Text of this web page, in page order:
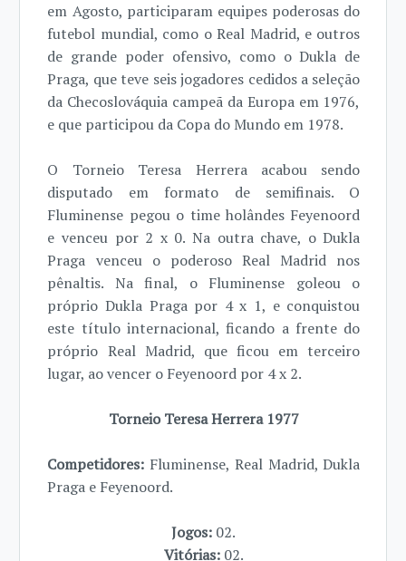
em Agosto, participaram equipes poderosas do
futebol mundial, como o Real Madrid, e outros
de grande poder ofensivo, como o Dukla de
Praga, que teve seis jogadores cedidos a seleção
da Checoslováquia campeã da Europa em 1976,
e que participou da Copa do Mundo em 1978.
O Torneio Teresa Herrera acabou sendo
disputado em formato de semifinais. O
Fluminense pegou o time holândes Feyenoord
e venceu por 2 x 0. Na outra chave, o Dukla
Praga venceu o poderoso Real Madrid nos
pênaltis. Na final, o Fluminense goleou o
próprio Dukla Praga por 4 x 1, e conquistou
este título internacional, ficando a frente do
próprio Real Madrid, que ficou em terceiro
lugar, ao vencer o Feyenoord por 4 x 2.
Torneio Teresa Herrera 1977
Competidores: Fluminense, Real Madrid, Dukla
Praga e Feyenoord.
Jogos: 02.
Vitórias: 02.